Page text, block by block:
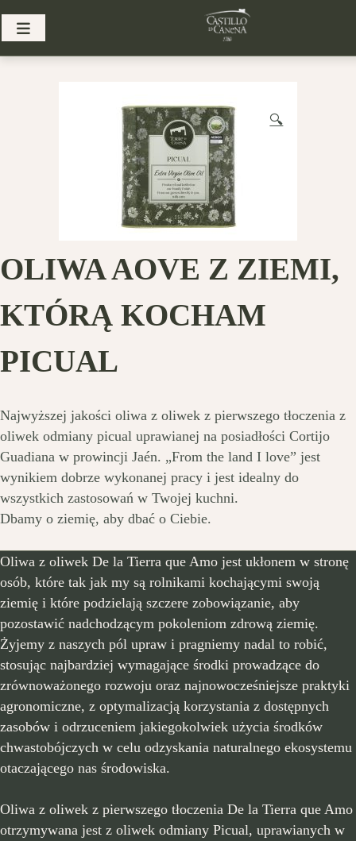
🔍
OLIWA AOVE Z ZIEMI,
KTÓRĄ KOCHAM
PICUAL
Najwyższej jakości oliwa z oliwek z pierwszego tłoczenia z
oliwek odmiany picual uprawianej na posiadłości Cortijo
Guadiana w prowincji Jaén. „From the land I love” jest
wynikiem dobrze wykonanej pracy i jest idealny do
wszystkich zastosowań w Twojej kuchni.
Dbamy o ziemię, aby dbać o Ciebie.
Oliwa z oliwek De la Tierra que Amo jest ukłonem w stronę
osób, które tak jak my są rolnikami kochającymi swoją
ziemię i które podzielają szczere zobowiązanie, aby
pozostawić nadchodzącym pokoleniom zdrową ziemię.
Żyjemy z naszych pól upraw i pragniemy nadal to robić,
stosując najbardziej wymagające środki prowadzące do
zrównoważonego rozwoju oraz najnowocześniejsze praktyki
agronomiczne, z optymalizacją korzystania z dostępnych
zasobów i odrzuceniem jakiegokolwiek użycia środków
chwastobójczych w celu odzyskania naturalnego ekosystemu
otaczającego nas środowiska.
Oliwa z oliwek z pierwszego tłoczenia De la Tierra que Amo
otrzymywana jest z oliwek odmiany Picual, uprawianych w